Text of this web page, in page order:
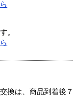
。
換は、商品到着後